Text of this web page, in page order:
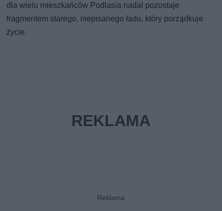
dla wielu mieszkańców Podlasia nadal pozostaje
fragmentem starego, niepisanego ładu, który porządkuje
życie.